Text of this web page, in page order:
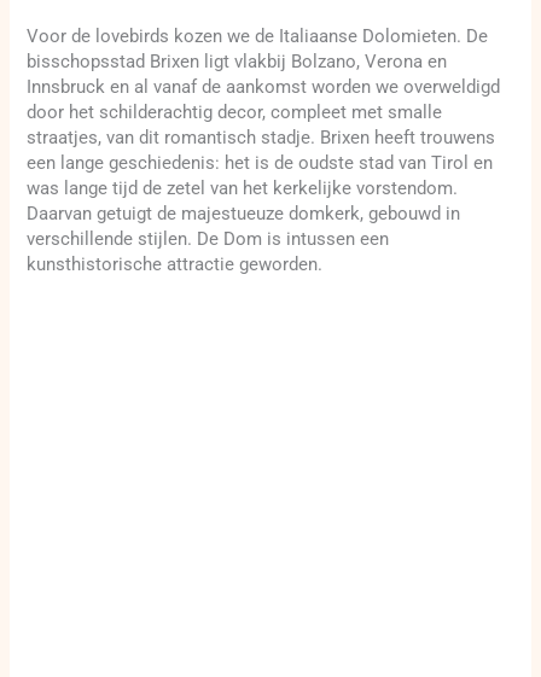
Voor de lovebirds kozen we de Italiaanse Dolomieten. De
bisschopsstad Brixen ligt vlakbij Bolzano, Verona en
Innsbruck en al vanaf de aankomst worden we overweldigd
door het schilderachtig decor, compleet met smalle
straatjes, van dit romantisch stadje. Brixen heeft trouwens
een lange geschiedenis: het is de oudste stad van Tirol en
was lange tijd de zetel van het kerkelijke vorstendom.
Daarvan getuigt de majestueuze domkerk, gebouwd in
verschillende stijlen. De Dom is intussen een
kunsthistorische attractie geworden.